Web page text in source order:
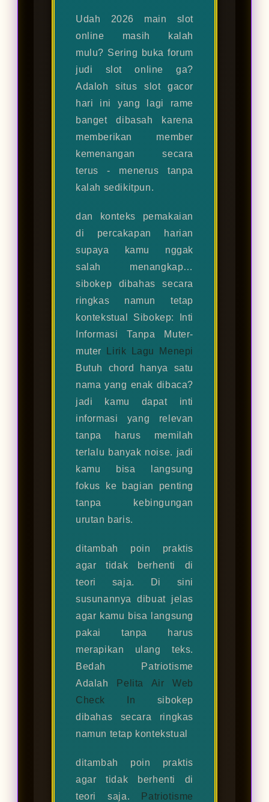
Udah 2026 main slot
online masih kalah
mulu? Sering buka forum
judi slot online ga?
Adaloh situs slot gacor
hari ini yang lagi rame
banget dibasah karena
memberikan member
kemenangan secara
terus - menerus tanpa
kalah sedikitpun.
dan konteks pemakaian
di percakapan harian
supaya kamu nggak
salah menangkap…
sibokep dibahas secara
ringkas namun tetap
kontekstual Sibokep: Inti
Informasi Tanpa Muter-
muter
Lirik Lagu Menepi
Butuh chord hanya satu
nama yang enak dibaca?
jadi kamu dapat inti
informasi yang relevan
tanpa harus memilah
terlalu banyak noise. jadi
kamu bisa langsung
fokus ke bagian penting
tanpa kebingungan
urutan baris.
ditambah poin praktis
agar tidak berhenti di
teori saja. Di sini
susunannya dibuat jelas
agar kamu bisa langsung
pakai tanpa harus
merapikan ulang teks.
Bedah Patriotisme
Adalah
Pelita Air Web
Check In sibokep
dibahas secara ringkas
namun tetap kontekstual
ditambah poin praktis
agar tidak berhenti di
teori saja.
Patriotisme